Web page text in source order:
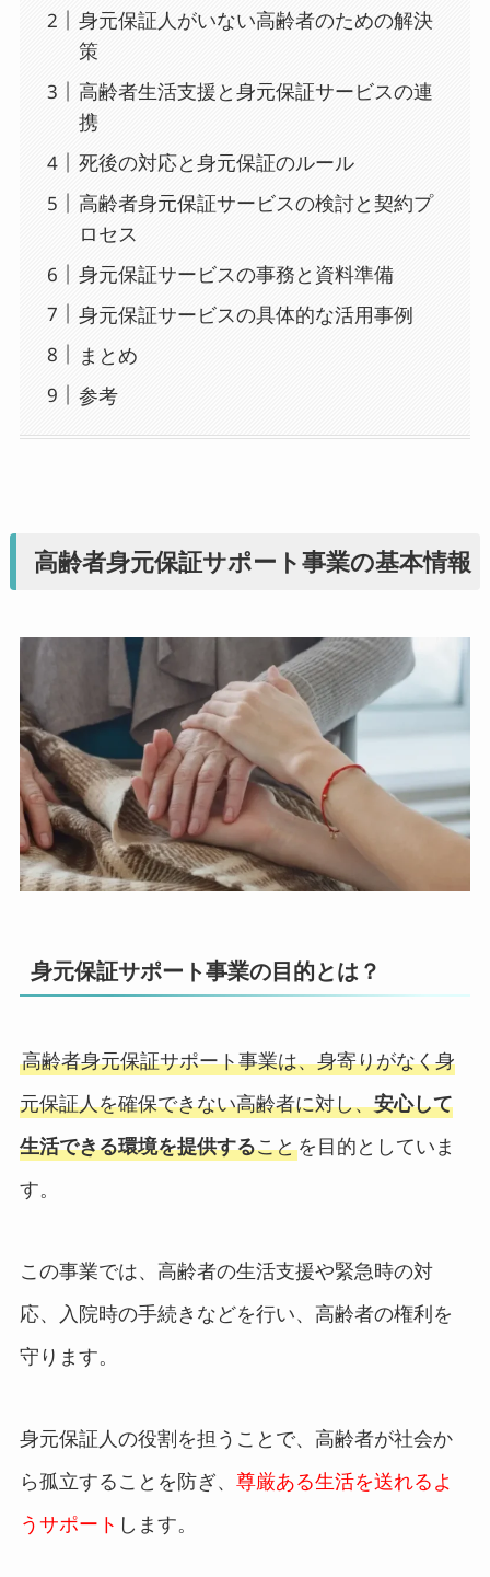
身元保証人がいない高齢者のための解決
策
高齢者生活支援と身元保証サービスの連
携
死後の対応と身元保証のルール
高齢者身元保証サービスの検討と契約プ
ロセス
身元保証サービスの事務と資料準備
身元保証サービスの具体的な活用事例
まとめ
参考
高齢者身元保証サポート事業の基本情報
身元保証サポート事業の目的とは？
高齢者身元保証サポート事業は、身寄りがなく身
元保証人を確保できない高齢者に対し、安心して
生活できる環境を提供することを目的としていま
す。
この事業では、高齢者の生活支援や緊急時の対
応、入院時の手続きなどを行い、高齢者の権利を
守ります。
身元保証人の役割を担うことで、高齢者が社会か
ら孤立することを防ぎ、 尊厳ある生活を送れるよ
うサポート します。